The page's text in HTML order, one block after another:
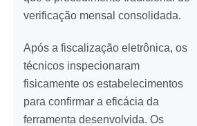
verificação mensal consolidada.
Após a fiscalização eletrônica, os
técnicos inspecionaram
fisicamente os estabelecimentos
para confirmar a eficácia da
ferramenta desenvolvida. Os